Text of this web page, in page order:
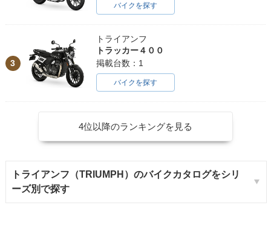
バイクを探す
3
トライアンフ
トラッカー４００
掲載台数：1
バイクを探す
4位以降のランキングを見る
トライアンフ（TRIUMPH）のバイクカタログをシリ
ーズ別で探す